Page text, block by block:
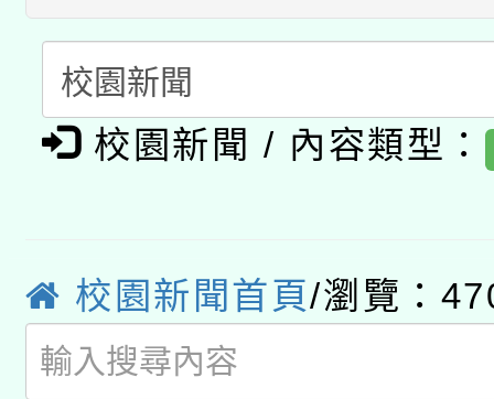
暨閱讀推動專業研習
科技賦能─人工智慧
礎課程
A3數位素養講師名單
「數位內容與教學軟
業技術研究院辦理「
用水績優單位及節水達
115年8月22日(星期六
桃園市孔廟祈福系列
2026年桃園地景藝術
校園新聞 / 內容類型：
校園新聞首頁/瀏覽：